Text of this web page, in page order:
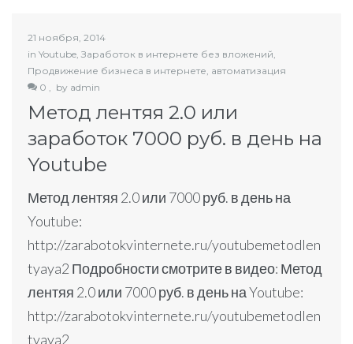
21 ноября, 2014
in Youtube Заработок в интернете без вложений
Продвижение бизнеса в интернете, автоматизация
0 ,
by admin
Метод лентяя 2.0 или
заработок 7000 руб. в день на
Youtube
Метод лентяя 2.0 или 7000 руб. в день на
Youtube:
http://zarabotokvinternete.ru/youtubemetodlen
tyaya2 Подробности смотрите в видео: Метод
лентяя 2.0 или 7000 руб. в день на Youtube:
http://zarabotokvinternete.ru/youtubemetodlen
tyaya2